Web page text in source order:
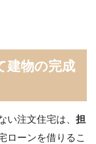
建物の完成
い注文住宅は、 担
ローンを借りるこ